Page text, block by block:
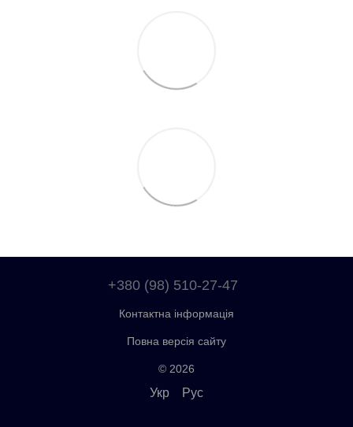
+380 (98) 510-27-47
Контактна інформація
Повна версія сайту
© 2026
Укр Рус